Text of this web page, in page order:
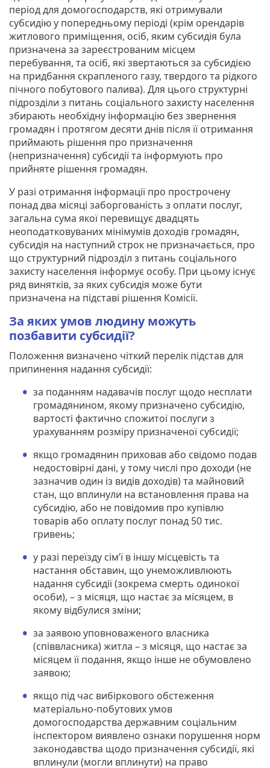
період для домогосподарств, які отримували
субсидію у попередньому періоді (крім орендарів
житлового приміщення, осіб, яким субсидія була
призначена за зареєстрованим місцем
перебування, та осіб, які звертаються за субсидією
на придбання скрапленого газу, твердого та рідкого
пічного побутового палива). Для цього структурні
підрозділи з питань соціального захисту населення
збирають необхідну інформацію без звернення
громадян і протягом десяти днів після її отримання
приймають рішення про призначення
(непризначення) субсидії та інформують про
прийняте рішення громадян.
У разі отримання інформації про прострочену
понад два місяці заборгованість з оплати послуг,
загальна сума якої перевищує двадцять
неоподатковуваних мінімумів доходів громадян,
субсидія на наступний строк не призначається, про
що структурний підрозділ з питань соціального
захисту населення інформує особу. При цьому існує
ряд винятків, за яких субсидія може бути
призначена на підставі рішення Комісії.
За яких умов людину можуть
позбавити субсидії?
Положення визначено чіткий перелік підстав для
припинення надання субсидії:
за поданням надавачів послуг щодо несплати
громадянином, якому призначено субсидію,
вартості фактично спожитої послуги з
урахуванням розміру призначеної субсидії;
якщо громадянин приховав або свідомо подав
недостовірні дані, у тому числі про доходи (не
зазначив один із видів доходів) та майновий
стан, що вплинули на встановлення права на
субсидію, або не повідомив про купівлю
товарів або оплату послуг понад 50 тис.
гривень;
у разі переїзду сім’ї в іншу місцевість та
настання обставин, що унеможливлюють
надання субсидії (зокрема смерть одинокої
особи), – з місяця, що настає за місяцем, в
якому відбулися зміни;
за заявою уповноваженого власника
(співвласника) житла – з місяця, що настає за
місяцем її подання, якщо інше не обумовлено
заявою;
якщо під час вибіркового обстеження
матеріально-побутових умов
домогосподарства державним соціальним
інспектором виявлено ознаки порушення норм
законодавства щодо призначення субсидії, які
вплинули (могли вплинути) на право